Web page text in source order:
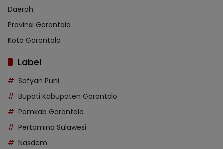
Daerah
Provinsi Gorontalo
Kota Gorontalo
Label
Sofyan Puhi
Bupati Kabupaten Gorontalo
Pemkab Gorontalo
Pertamina Sulawesi
Nasdem